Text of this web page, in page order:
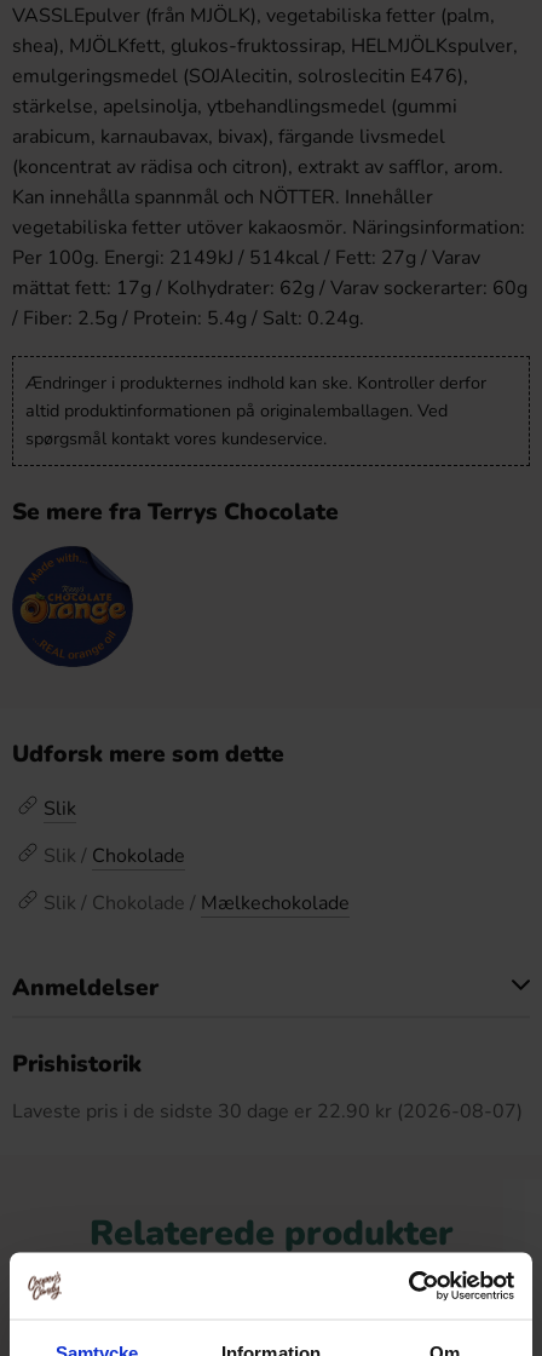
VASSLEpulver (från MJÖLK), vegetabiliska fetter (palm,
shea), MJÖLKfett, glukos-fruktossirap, HELMJÖLKspulver,
emulgeringsmedel (SOJAlecitin, solroslecitin E476),
stärkelse, apelsinolja, ytbehandlingsmedel (gummi
arabicum, karnaubavax, bivax), färgande livsmedel
(koncentrat av rädisa och citron), extrakt av safflor, arom.
Kan innehålla spannmål och NÖTTER. Innehåller
vegetabiliska fetter utöver kakaosmör. Näringsinformation:
Per 100g. Energi: 2149kJ / 514kcal / Fett: 27g / Varav
mättat fett: 17g / Kolhydrater: 62g / Varav sockerarter: 60g
/ Fiber: 2.5g / Protein: 5.4g / Salt: 0.24g.
Ændringer i produkternes indhold kan ske. Kontroller derfor
altid produktinformationen på originalemballagen. Ved
spørgsmål kontakt vores kundeservice.
Se mere fra Terrys Chocolate
Udforsk mere som dette
Slik
Slik / Chokolade
Slik / Chokolade / Mælkechokolade
Anmeldelser
Prishistorik
Laveste pris i de sidste 30 dage er 22.90 kr (2026-08-07)
Relaterede produkter